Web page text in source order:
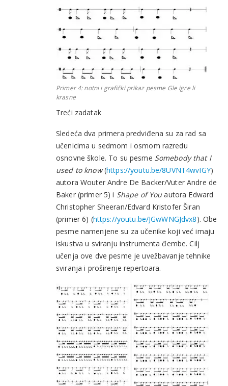
Primer 4: notni i grafički prikaz pesme Gle igre li
krasne
Treći zadatak
Sledeća dva primera predviđena su za rad sa
učenicima u sedmom i osmom razredu
osnovne škole. To su pesme Somebody that I
used to know(https://youtu.be/8UVNT4wvIGY)
autora Wouter Andre De Backer/Vuter Andre de
Baker (primer 5) i Shape of You autora Edward
Christopher Sheeran/Edvard Kristofer Širan
(primer 6) (https://youtu.be/JGwWNGJdvx8). Obe
pesme namenjene su za učenike koji već imaju
iskustva u sviranju instrumenta đembe. Cilj
učenja ove dve pesme je uvežbavanje tehnike
sviranja i proširenje repertoara.